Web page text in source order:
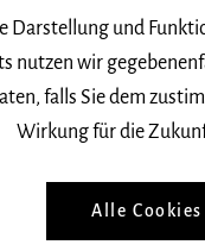
6 € für
Förderung
e. V.
mit
Darstellung und
nutzen wir
falls Sie dem
Wirkung für die
Alle